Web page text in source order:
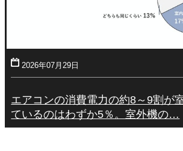
2026年07月29日
エアコンの消費電力の約8～9割が
ているのはわずか5％。室外機の…